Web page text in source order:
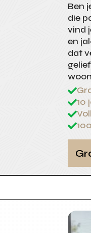
Ben
die
vind
en
dat

10

